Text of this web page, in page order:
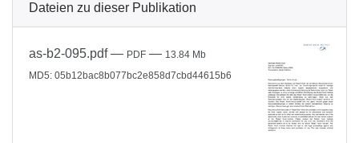
Dateien zu dieser Publikation
as-b2-095.pdf— PDF — 13.84 Mb
MD5: 05b12bac8b077bc2e858d7cbd44615b6